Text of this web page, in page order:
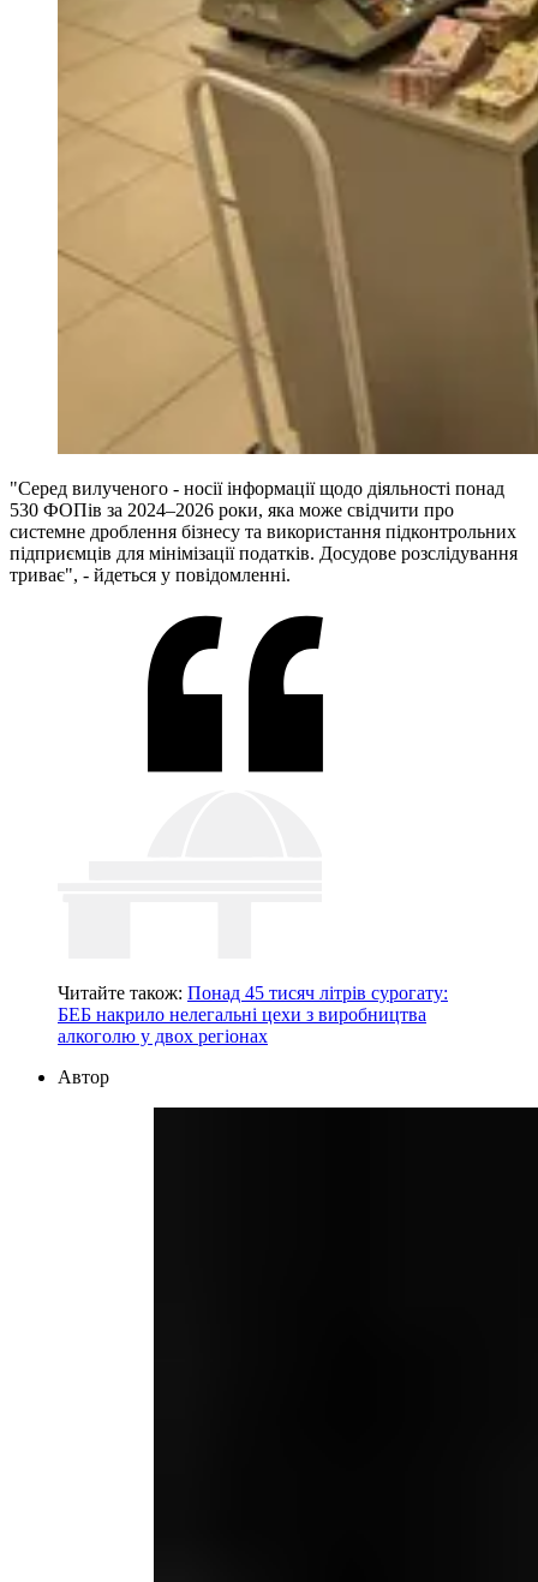
"Серед вилученого - носії інформації щодо діяльності понад
530 ФОПів за 2024–2026 роки, яка може свідчити про
системне дроблення бізнесу та використання підконтрольних
підприємців для мінімізації податків. Досудове розслідування
триває", - йдеться у повідомленні.
Читайте також: Понад 45 тисяч літрів сурогату:
БЕБ накрило нелегальні цехи з виробництва
алкоголю у двох регіонах
Автор